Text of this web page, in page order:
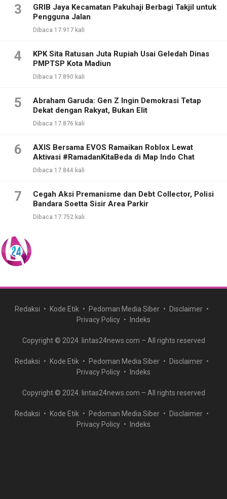
3
GRIB Jaya Kecamatan Pakuhaji Berbagi Takjil untuk
Pengguna Jalan
Dibaca 17.917 kali
4
KPK Sita Ratusan Juta Rupiah Usai Geledah Dinas
PMPTSP Kota Madiun
Dibaca 17.890 kali
5
Abraham Garuda: Gen Z Ingin Demokrasi Tetap
Dekat dengan Rakyat, Bukan Elit
Dibaca 17.876 kali
6
AXIS Bersama EVOS Ramaikan Roblox Lewat
Aktivasi #RamadanKitaBeda di Map Indo Chat
Dibaca 17.844 kali
7
Cegah Aksi Premanisme dan Debt Collector, Polisi
Bandara Soetta Sisir Area Parkir
Dibaca 17.752 kali
Redaksi Kode Etik Pedoman Media Siber
Disclaimer
Privacy Policy
Indeks
Copyright © 2024. lintas24news.com – All rights reserved
Redaksi Kode Etik Pedoman Media Siber
Disclaimer
Privacy Policy
Indeks
Copyright © 2024. lintas24news.com – All rights reserved
Redaksi Kode Etik Pedoman Media Siber
Disclaimer
Privacy Policy
Indeks